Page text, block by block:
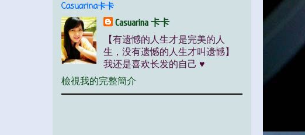
Casuarina卡卡
Casuarina 卡卡
【有遗憾的人生才是完美的人
生，没有遗憾的人生才叫遗憾】
我还是喜欢长发的自己 ♥
檢視我的完整簡介